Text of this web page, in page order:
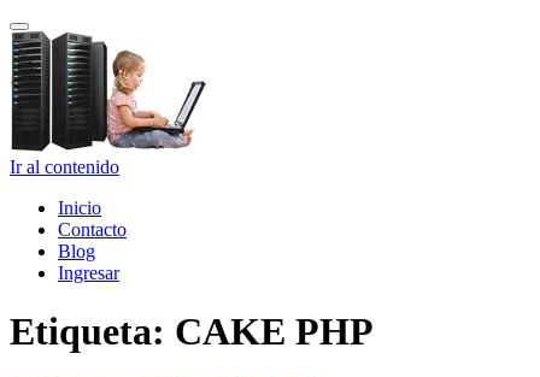
Cambiar navegación
Ir al contenido
Inicio
Contacto
Blog
Ingresar
Etiqueta: CAKE PHP